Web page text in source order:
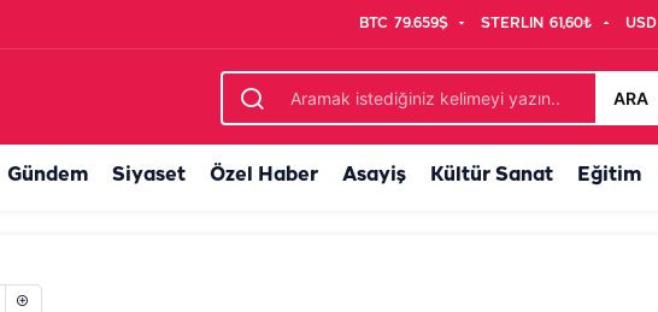
BTC 79.659$ STERLIN 61,60₺ USD
ARA
Gündem Siyaset Özel Haber Asayiş Kültür Sanat Eğitim
Boş Kaldı"... Başkan Yiğit'ten korkutan tablo için çağrı